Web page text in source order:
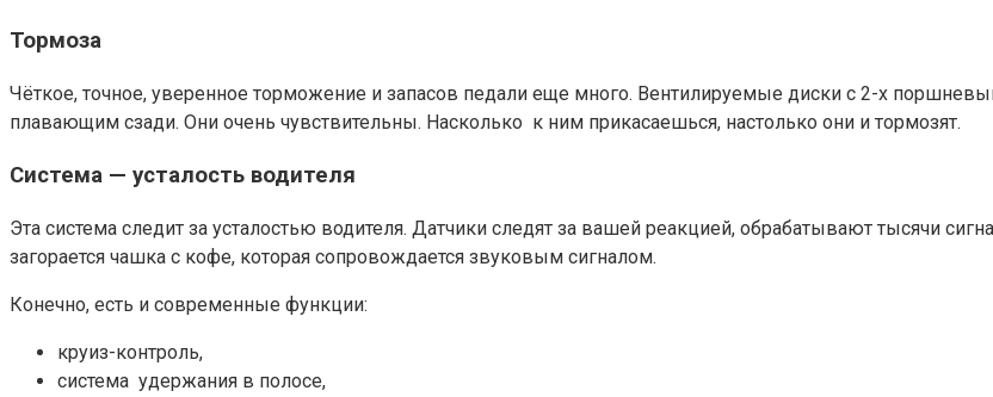
Тормоза
Чёткое, точное, уверенное торможение и запасов педали еще много. Вентилируемые диски с 2-х
плавающим сзади. Они очень чувствительны. Насколько к ним прикасаешься, настолько они и тормозят.
Система — усталость водителя
Эта система следит за усталостью водителя. Датчики следят за вашей реакцией, обрабатывают тысячи
загорается чашка с кофе, которая сопровождается звуковым сигналом.
Конечно, есть и современные функции:
круиз-контроль,
система удержания в полосе,